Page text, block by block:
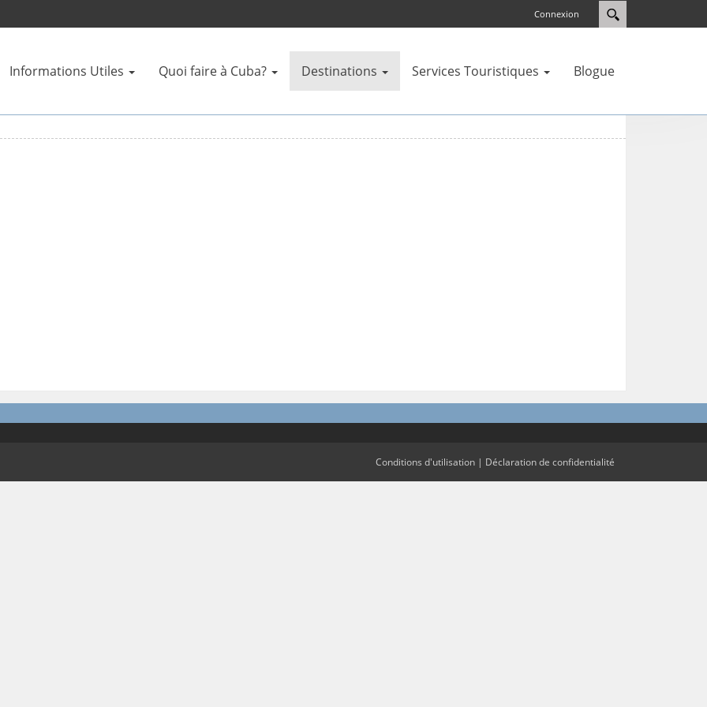
Connexion
Informations Utiles Quoi faire à Cuba? Destinations Services Touristiques Blogue
Conditions d'utilisation | Déclaration de confidentialité